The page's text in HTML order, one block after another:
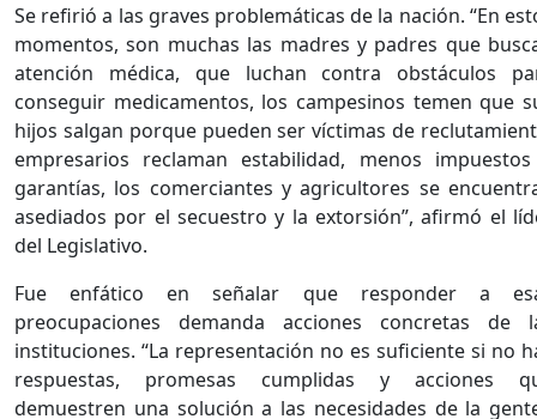
Se refirió a las graves problemáticas de la nación. “En
momentos, son muchas las madres y padres que
atención médica, que luchan contra obstáculos
conseguir medicamentos, los campesinos temen que
hijos salgan porque pueden ser víctimas de
empresarios reclaman estabilidad, menos
garantías, los comerciantes y agricultores se
asediados por el secuestro y la extorsión”, afirmó el
del Legislativo.
Fue enfático en señalar que responder a
preocupaciones demanda acciones concretas de
instituciones. “La representación no es suficiente si no
respuestas, promesas cumplidas y acciones
demuestren una solución a las necesidades de la